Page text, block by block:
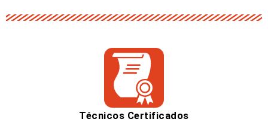
Técnicos Certificados